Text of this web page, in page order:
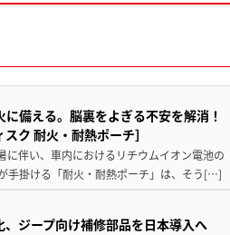
備える。脳裏をよぎる不安を解消！
ク 耐火・耐熱ポーチ］
伴い、車内におけるリチウムイオン電池の
手掛ける「耐火・耐熱ポーチ」は、そう[…]
ジープ向け補修部品を日本導入へ